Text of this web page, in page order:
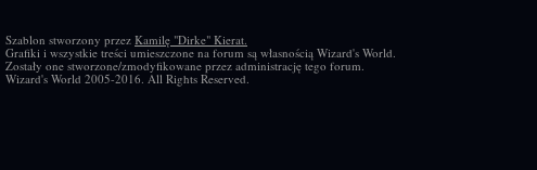
Szablon stworzony przez Kamilę "Dirke" Kierat.
Grafiki i wszystkie treści umieszczone na forum są własnością Wizard's World.
Zostały one stworzone/zmodyfikowane przez administrację tego forum.
Wizard's World 2005-2016. All Rights Reserved.